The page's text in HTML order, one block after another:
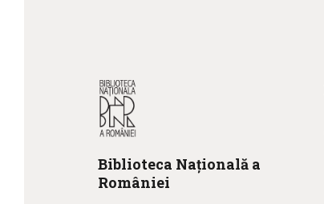
Biblioteca Națională a
României